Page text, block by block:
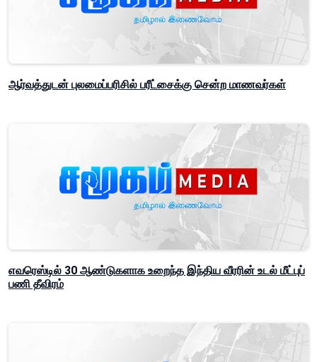
ஆர்வத்துடன் புலமைப்பரிசில் பரீட்சைக்கு சென்ற மாணவர்கள்
எவரெஸ்டில் 30 ஆண்டுகளாக உறைந்த இந்திய வீரரின் உடல் மீட்புப்
பணி தீவிரம்